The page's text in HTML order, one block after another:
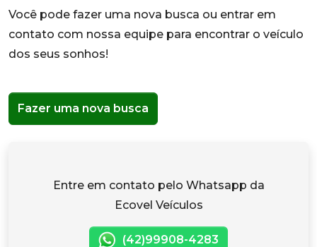
Você pode fazer uma nova busca ou entrar em
contato com nossa equipe para encontrar o veículo
dos seus sonhos!
Fazer uma nova busca
Entre em contato pelo Whatsapp da
Ecovel Veículos
(42)99908-4283